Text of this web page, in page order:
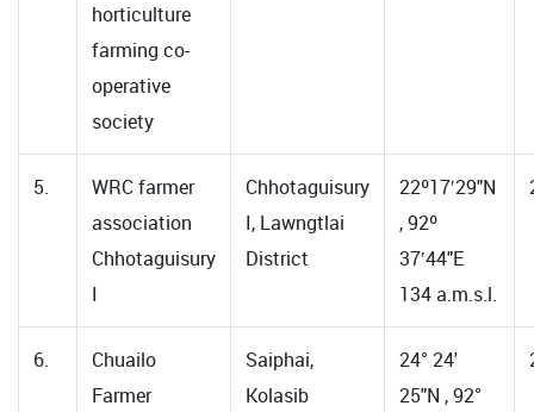
horticulture
farming co-
operative
society
5.
WRC farmer
association
Chhotaguisury
I
Chhotaguisury
I, Lawngtlai
District
22º17′29"N
, 92º
37′44"E
134 a.m.s.l.
6.
Chuailo
Farmer
Saiphai,
Kolasib
24° 24'
25"N , 92°